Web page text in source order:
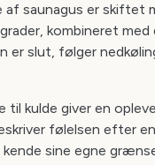
saunagus er skiftet
kombineret
er slut, følger
til kulde giver en
følelsen efter
sine egne